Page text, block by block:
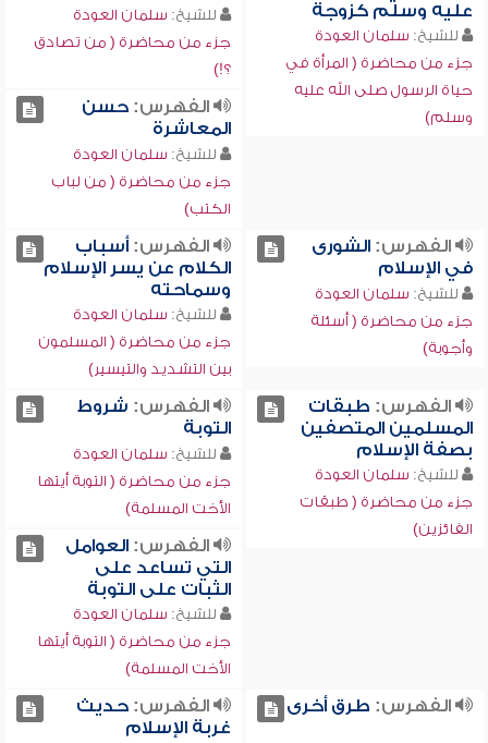
عليه وسلم كزوجة
للشيخ: سلمان العودة
جزء من محاضرة ( المرأة في
حياة الرسول صلى الله عليه
وسلم)
للشيخ: سلمان العودة
جزء من محاضرة ( من تصادق
؟!)
الفهرس:حسن
المعاشرة
للشيخ: سلمان العودة
جزء من محاضرة ( من لباب
الكتب)
الفهرس:الشورى
في الإسلام
للشيخ: سلمان العودة
جزء من محاضرة ( أسئلة
وأجوبة)
الفهرس:أسباب
الكلام عن يسر الإسلام
وسماحته
للشيخ: سلمان العودة
جزء من محاضرة ( المسلمون
بين التشديد والتيسير)
الفهرس: طبقات
المسلمين المتصفين
بصفة الإسلام
للشيخ: سلمان العودة
جزء من محاضرة ( طبقات
الفائزين)
الفهرس: شروط
التوبة
للشيخ: سلمان العودة
جزء من محاضرة ( التوبة أيتها
الأخت المسلمة)
الفهرس:العوامل
التي تساعد على
الثبات على التوبة
للشيخ: سلمان العودة
جزء من محاضرة ( التوبة أيتها
الأخت المسلمة)
الفهرس: طرق أخرى الفهرس:حديث
غربة الإسلام